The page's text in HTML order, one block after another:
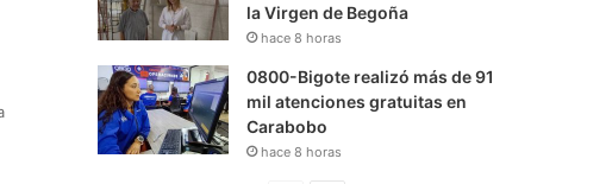
la Virgen de Begoña
hace 8 horas
0800-Bigote realizó más de 91
mil atenciones gratuitas en
Carabobo
hace 8 horas